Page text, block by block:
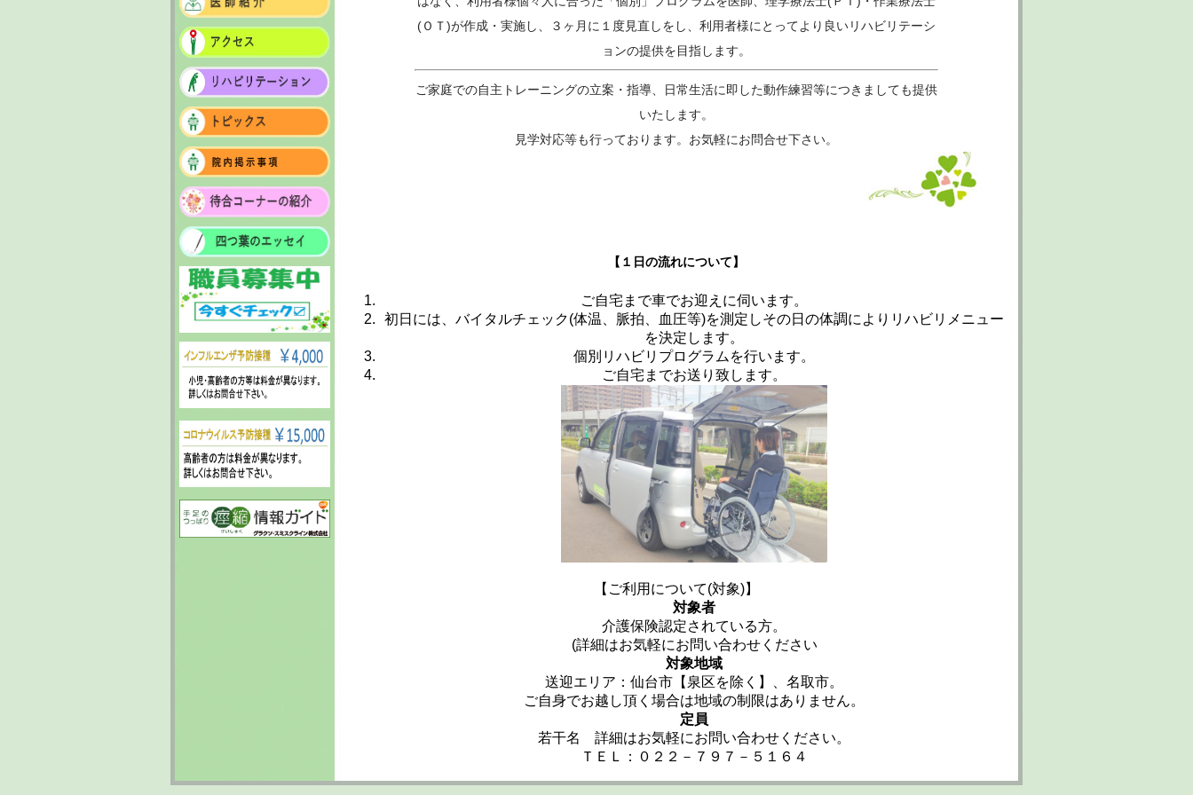
(ＯＴ)が作成・実施し、３ヶ月に１度見直しをし、利用者様にとってより良いリハビリテーシ
ョンの提供を目指します。
ご家庭での自主トレーニングの立案・指導、日常生活に即した動作練習等につきましても提供
いたします。
見学対応等も行っております。お気軽にお問合せ下さい。
【１日の流れについて】
ご自宅まで車でお迎えに伺います。
初日には、バイタルチェック(体温、脈拍、血圧等)を測定しその日の体調によりリハビリメニュー
を決定します。
個別リハビリプログラムを行います。
ご自宅までお送り致します。
【ご利用について(対象)】
対象者
介護保険認定されている方。
(詳細はお気軽にお問い合わせください
対象地域
送迎エリア：仙台市【泉区を除く】、名取市。
ご自身でお越し頂く場合は地域の制限はありません。
定員
若干名 詳細はお気軽にお問い合わせください。
ＴＥＬ：０２２－７９７－５１６４